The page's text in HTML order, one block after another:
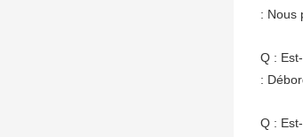
: Nous
Q :
:
Q :